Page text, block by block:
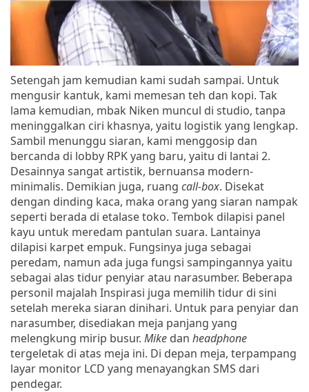
Setengah jam kemudian kami sudah sampai. Untuk
mengusir kantuk, kami memesan teh dan kopi. Tak
lama kemudian, mbak Niken muncul di studio, tanpa
meninggalkan ciri khasnya, yaitu logistik yang lengkap.
Sambil menunggu siaran, kami menggosip dan
bercanda di lobby RPK yang baru, yaitu di lantai 2.
Desainnya sangat artistik, bernuansa modern-
minimalis. Demikian juga, ruang call-box. Disekat
dengan dinding kaca, maka orang yang siaran nampak
seperti berada di etalase toko. Tembok dilapisi panel
kayu untuk meredam pantulan suara. Lantainya
dilapisi karpet empuk. Fungsinya juga sebagai
peredam, namun ada juga fungsi sampingannya yaitu
sebagai alas tidur penyiar atau narasumber. Beberapa
personil majalah Inspirasi juga memilih tidur di sini
setelah mereka siaran dinihari. Untuk para penyiar dan
narasumber, disediakan meja panjang yang
melengkung mirip busur. Mike dan headphone
tergeletak di atas meja ini. Di depan meja, terpampang
layar monitor LCD yang menayangkan SMS dari
pendegar.